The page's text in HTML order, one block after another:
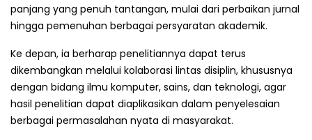
panjang yang penuh tantangan, mulai dari perbaikan jurnal
hingga pemenuhan berbagai persyaratan akademik.
Ke depan, ia berharap penelitiannya dapat terus
dikembangkan melalui kolaborasi lintas disiplin, khususnya
dengan bidang ilmu komputer, sains, dan teknologi, agar
hasil penelitian dapat diaplikasikan dalam penyelesaian
berbagai permasalahan nyata di masyarakat.